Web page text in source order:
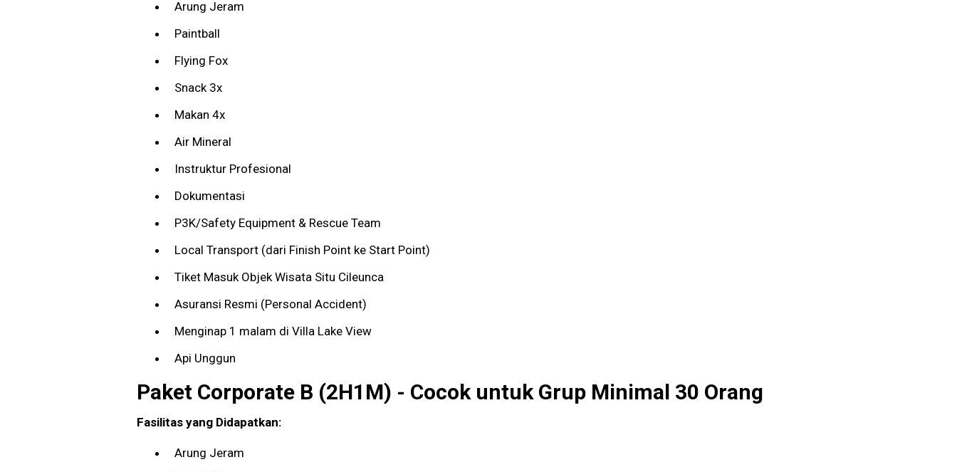
Arung Jeram
Paintball
Flying Fox
Snack 3x
Makan 4x
Air Mineral
Instruktur Profesional
Dokumentasi
P3K/Safety Equipment & Rescue Team
Local Transport (dari Finish Point ke Start Point)
Tiket Masuk Objek Wisata Situ Cileunca
Asuransi Resmi (Personal Accident)
Menginap 1 malam di Villa Lake View
Api Unggun
Paket Corporate B (2H1M) - Cocok untuk Grup Minimal 30 Orang
Fasilitas yang Didapatkan:
Arung Jeram